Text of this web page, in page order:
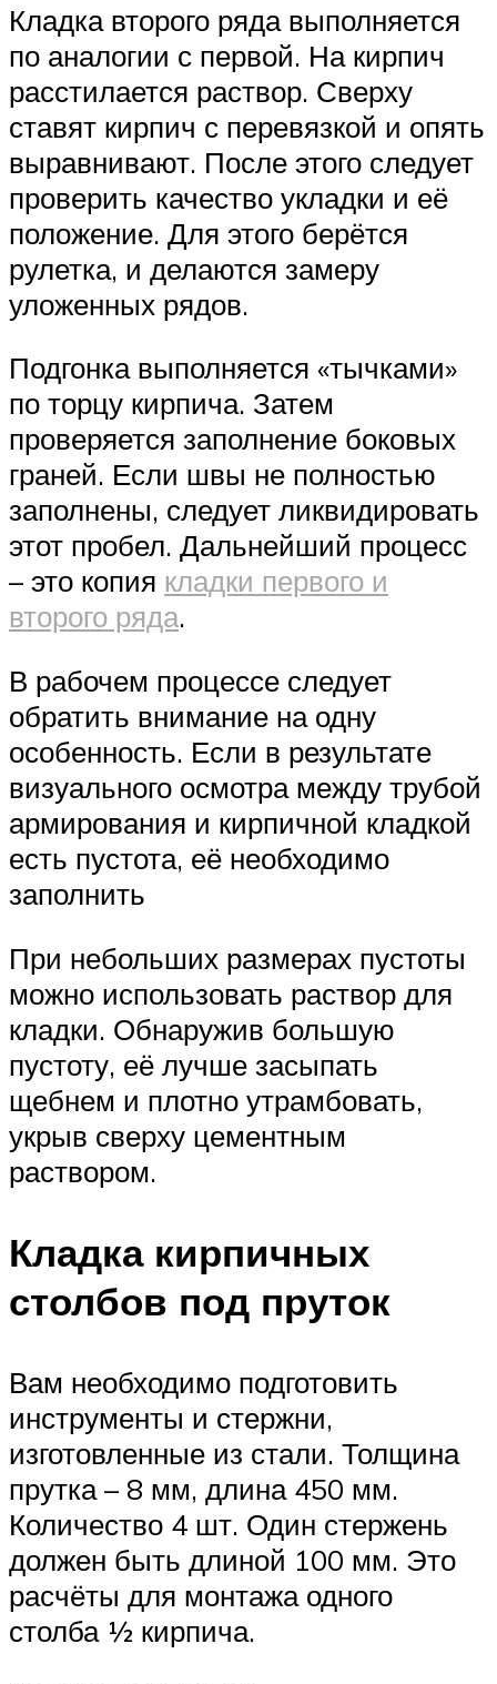
Кладка второго ряда выполняется
по аналогии с первой. На кирпич
расстилается раствор. Сверху
ставят кирпич с перевязкой и опять
выравнивают. После этого следует
проверить качество укладки и её
положение. Для этого берётся
рулетка, и делаются замеру
уложенных рядов.
Подгонка выполняется «тычками»
по торцу кирпича. Затем
проверяется заполнение боковых
граней. Если швы не полностью
заполнены, следует ликвидировать
этот пробел. Дальнейший процесс
– это копия кладки первого и
второго ряда.
В рабочем процессе следует
обратить внимание на одну
особенность. Если в результате
визуального осмотра между трубой
армирования и кирпичной кладкой
есть пустота, её необходимо
заполнить
При небольших размерах пустоты
можно использовать раствор для
кладки. Обнаружив большую
пустоту, её лучше засыпать
щебнем и плотно утрамбовать,
укрыв сверху цементным
раствором.
Кладка кирпичных
столбов под пруток
Вам необходимо подготовить
инструменты и стержни,
изготовленные из стали. Толщина
прутка – 8 мм, длина 450 мм.
Количество 4 шт. Один стержень
должен быть длиной 100 мм. Это
расчёты для монтажа одного
столба ½ кирпича.